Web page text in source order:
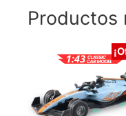
Productos